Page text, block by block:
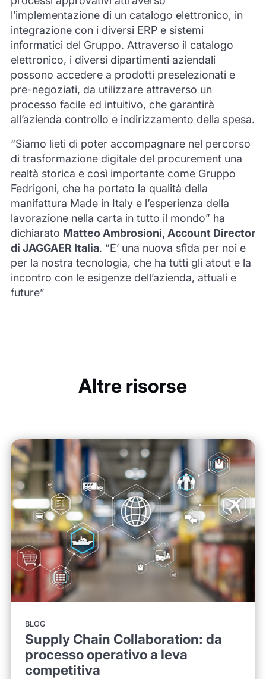
l’implementazione di un catalogo elettronico, in
integrazione con i diversi ERP e sistemi
informatici del Gruppo. Attraverso il catalogo
elettronico, i diversi dipartimenti aziendali
possono accedere a prodotti preselezionati e
pre-negoziati, da utilizzare attraverso un
processo facile ed intuitivo, che garantirà
all’azienda controllo e indirizzamento della spesa.
“Siamo lieti di poter accompagnare nel percorso
di trasformazione digitale del procurement una
realtà storica e così importante come Gruppo
Fedrigoni, che ha portato la qualità della
manifattura Made in Italy e l’esperienza della
lavorazione nella carta in tutto il mondo” ha
dichiarato Matteo Ambrosioni, Account Director
di JAGGAER Italia. “E’ una nuova sfida per noi e
per la nostra tecnologia, che ha tutti gli atout e la
incontro con le esigenze dell’azienda, attuali e
future”
Altre risorse
BLOG
Supply Chain Collaboration: da
processo operativo a leva
competitiva